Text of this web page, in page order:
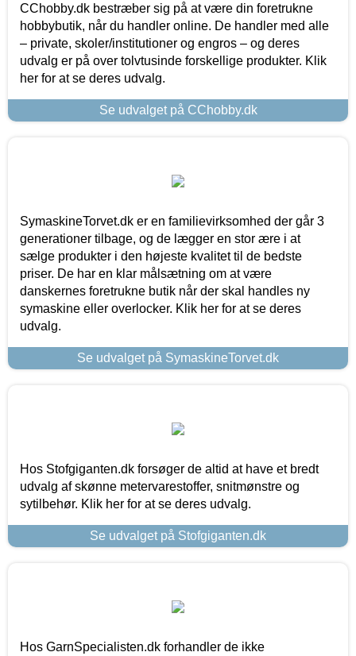
CChobby.dk bestræber sig på at være din foretrukne
hobbybutik, når du handler online. De handler med alle
– private, skoler/institutioner og engros – og deres
udvalg er på over tolvtusinde forskellige produkter. Klik
her for at se deres udvalg.
Se udvalget på CChobby.dk
SymaskineTorvet.dk er en familievirksomhed der går 3
generationer tilbage, og de lægger en stor ære i at
sælge produkter i den højeste kvalitet til de bedste
priser. De har en klar målsætning om at være
danskernes foretrukne butik når der skal handles ny
symaskine eller overlocker. Klik her for at se deres
udvalg.
Se udvalget på SymaskineTorvet.dk
Hos Stofgiganten.dk forsøger de altid at have et bredt
udvalg af skønne metervarestoffer, snitmønstre og
sytilbehør. Klik her for at se deres udvalg.
Se udvalget på Stofgiganten.dk
Hos GarnSpecialisten.dk forhandler de ikke